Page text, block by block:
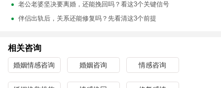
老公老婆坚决要离婚，还能挽回吗？看这3个关键信号
伴侣出轨后，关系还能修复吗？先看清这3个前提
相关咨询
婚姻情感咨询 婚姻咨询 情感咨询